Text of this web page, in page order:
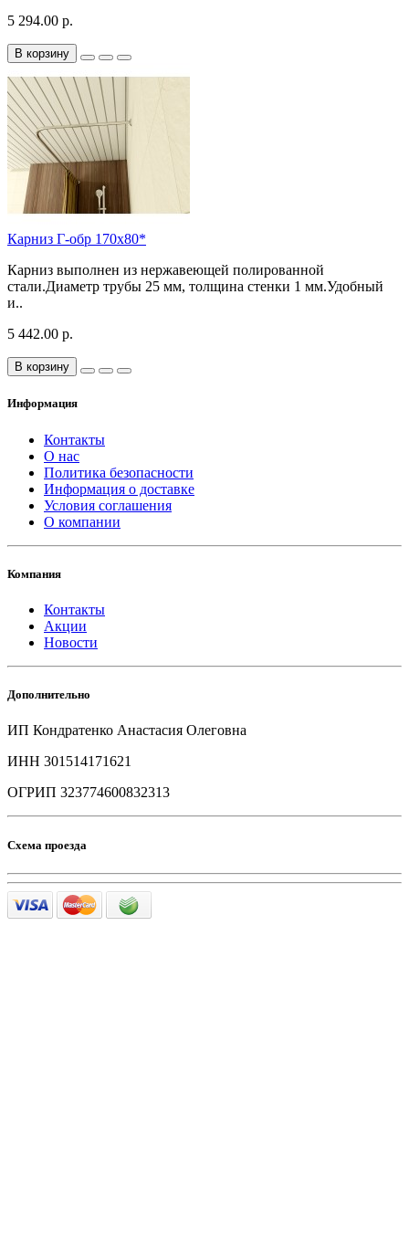
5 294.00 р.
В корзину
Карниз Г-обр 170х80*
Карниз выполнен из нержавеющей полированной
стали.Диаметр трубы 25 мм, толщина стенки 1 мм.Удобный
и..
5 442.00 р.
В корзину
Информация
Контакты
О нас
Политика безопасности
Информация о доставке
Условия соглашения
О компании
Компания
Контакты
Акции
Новости
Дополнительно
ИП Кондратенко Анастасия Олеговна
ИНН 301514171621
ОГРИП 323774600832313
Схема проезда